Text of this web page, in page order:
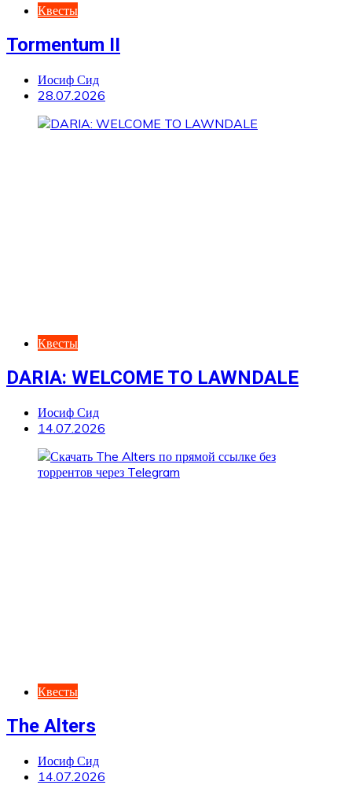
Квесты
Tormentum II
Иосиф Сид
28.07.2026
Квесты
DARIA: WELCOME TO LAWNDALE
Иосиф Сид
14.07.2026
Квесты
The Alters
Иосиф Сид
14.07.2026